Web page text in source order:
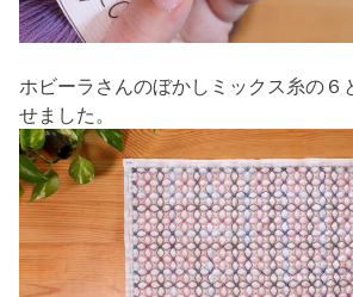
ホビーラさんのぼかしミックス糸の６
せました。